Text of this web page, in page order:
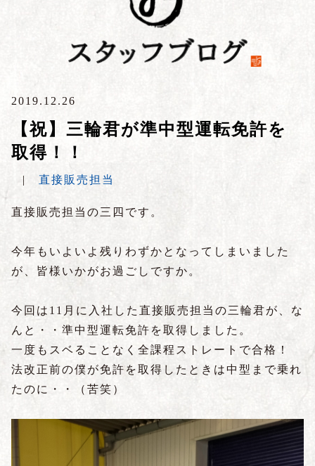
2019.12.26
【祝】三輪君が準中型運転免許を
取得！！
| 直接販売担当
直接販売担当の三四です。
今年もいよいよ残りわずかとなってしまいました
が、皆様いかがお過ごしですか。
今回は 11 月に入社した直接販売担当の三輪君が、な
んと・・準中型運転免許を取得しました。
一度もスベることなく全課程ストレートで合格！
法改正前の僕が免許を取得したときは中型まで乗れ
たのに・・（苦笑）